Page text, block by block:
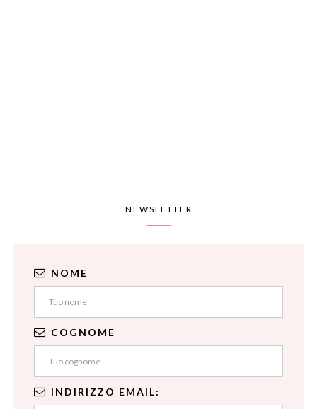
NEWSLETTER
NOME
COGNOME
INDIRIZZO EMAIL: